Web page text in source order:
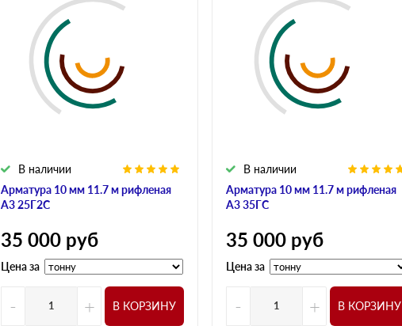
Арматура 10 мм 11.7 м рифленая
А3 25Г2С
В наличии
35 000 руб
Цена за
- + В КОРЗИНУ
Арматура 10 мм 11.7 м рифленая
А3 35ГС
В наличии
35 000 руб
Цена за
- + В КОРЗИНУ